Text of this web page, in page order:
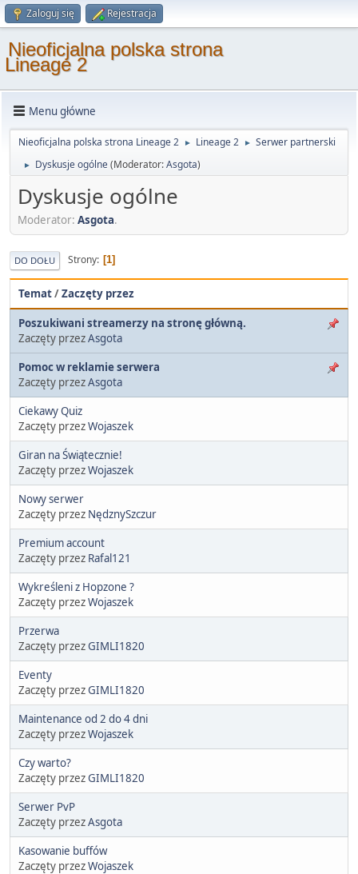
Zaloguj się Rejestracja
Nieoficjalna polska strona
Lineage 2
Menu główne
Nieoficjalna polska strona Lineage 2 ► Lineage 2 ► Serwer partnerski
► Dyskusje ogólne(Moderator:Asgota)
Dyskusje ogólne
Moderator: Asgota.
DO DOŁU Strony 1
Temat/Zaczęty przez
Poszukiwani streamerzy na stronę główną.
Zaczęty przezAsgota
Pomoc w reklamie serwera
Zaczęty przezAsgota
Ciekawy Quiz
Zaczęty przezWojaszek
Giran na Świątecznie!
Zaczęty przezWojaszek
Nowy serwer
Zaczęty przez NędznySzczur
Premium account
Zaczęty przez Rafal121
Wykreśleni z Hopzone ?
Zaczęty przezWojaszek
Przerwa
Zaczęty przezGIMLI1820
Eventy
Zaczęty przezGIMLI1820
Maintenance od 2 do 4 dni
Zaczęty przezWojaszek
Czy warto?
Zaczęty przezGIMLI1820
Serwer PvP
Zaczęty przezAsgota
Kasowanie buffów
Zaczęty przezWojaszek